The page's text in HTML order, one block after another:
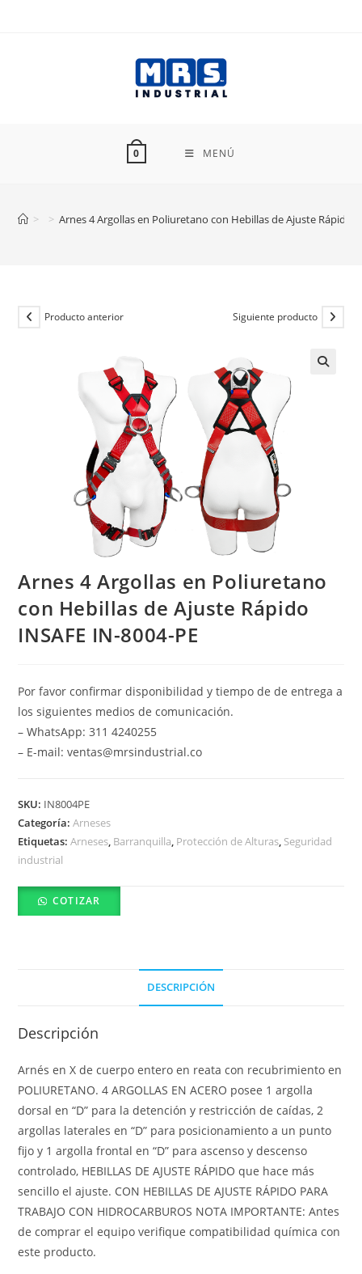
0 MENÚ
> > Arnes 4 Argollas en Poliuretano con Hebillas de Ajuste Rápido
Producto anterior Siguiente producto
Arnes 4 Argollas en Poliuretano
con Hebillas de Ajuste Rápido
INSAFE IN-8004-PE
Por favor confirmar disponibilidad y tiempo de de entrega a
los siguientes medios de comunicación.
– WhatsApp: 311 4240255
– E-mail: ventas@mrsindustrial.co
SKU: IN8004PE
Categoría:Arneses
Etiquetas:Arneses, Barranquilla, Protección de Alturas, Seguridad
industrial
COTIZAR
DESCRIPCIÓN
Descripción
Arnés en X de cuerpo entero en reata con recubrimiento en
POLIURETANO. 4 ARGOLLAS EN ACERO posee 1 argolla
dorsal en “D” para la detención y restricción de caídas, 2
argollas laterales en “D” para posicionamiento a un punto
fijo y 1 argolla frontal en “D” para ascenso y descenso
controlado, HEBILLAS DE AJUSTE RÁPIDO que hace más
sencillo el ajuste. CON HEBILLAS DE AJUSTE RÁPIDO PARA
TRABAJO CON HIDROCARBUROS NOTA IMPORTANTE: Antes
de comprar el equipo verifique compatibilidad química con
este producto.